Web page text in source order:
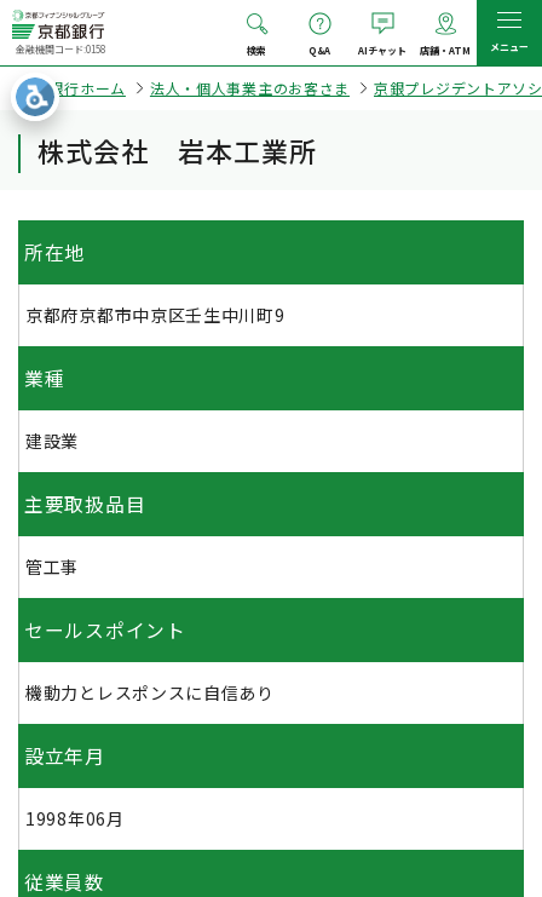
金融機関コード:0158 検索 Q&A AIチャット 店舗・ATM メニュー
京都銀行ホーム 法人・個人事業主のお客さま 京銀プレジデントアソ
株式会社 岩本工業所
所在地
京都府京都市中京区壬生中川町9
業種
建設業
主要取扱品目
管工事
セールスポイント
機動力とレスポンスに自信あり
設立年月
1998年06月
従業員数